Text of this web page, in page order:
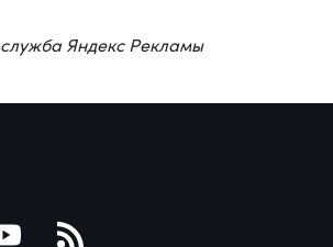
Яндекс Рекламы